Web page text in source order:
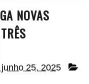
NOVAS
25, 2025